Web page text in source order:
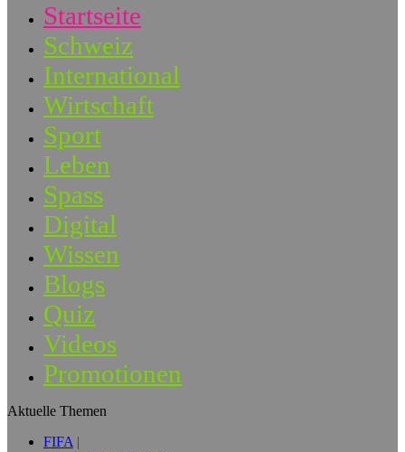
Startseite
Schweiz
International
Wirtschaft
Sport
Leben
Spass
Digital
Wissen
Blogs
Quiz
Videos
Promotionen
Aktuelle Themen
FIFA